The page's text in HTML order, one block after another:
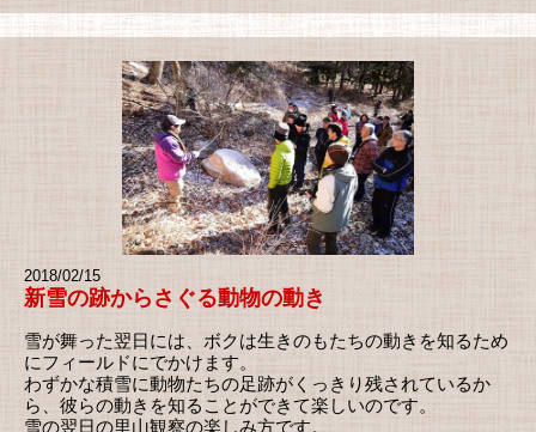
2018/02/15
新雪の跡からさぐる動物の動き
雪が舞った翌日には、ボクは生きのもたちの動きを知るため
にフィールドにでかけます。
わずかな積雪に動物たちの足跡がくっきり残されているか
ら、彼らの動きを知ることができて楽しいのです。
雪の翌日の里山観察の楽しみ方です。